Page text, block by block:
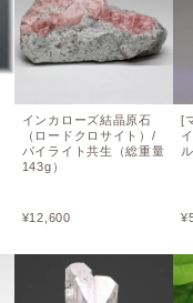
インカローズ結晶原石
（ロードクロサイト）/
パイライト共生（総重量
143g）
¥12,600
[
¥